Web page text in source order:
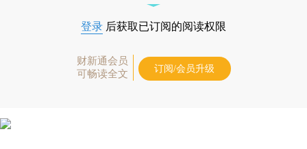
登录 后获取已订阅的阅读权限
财新通会员
可畅读全文
订阅/会员升级